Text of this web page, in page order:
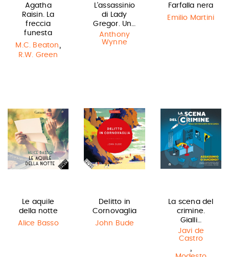
Agatha
Raisin. La
freccia
funesta
M.C. Beaton,
R.W. Green
L'assassinio
di Lady
Gregor. Un…
Anthony
Wynne
Farfalla nera
Emilio Martini
Le aquile
della notte
Alice Basso
Delitto in
Cornovaglia
John Bude
La scena del
crimine.
Gialli…
Javi de
Castro
,